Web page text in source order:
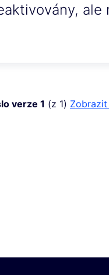
ale
verze 1 (z 1)